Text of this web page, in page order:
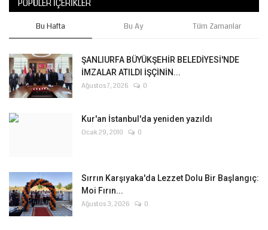
POPÜLER İÇERIKLER
Bu Hafta Bu Ay Tüm Zamanlar
ŞANLIURFA BÜYÜKŞEHİR BELEDİYESİ'NDE
İMZALAR ATILDI İŞÇİNİN...
Ağustos 7, 2026 0
Kur'an İstanbul'da yeniden yazıldı
Ocak 29, 2010 0
Sırrın Karşıyaka'da Lezzet Dolu Bir Başlangıç:
Moi Fırın...
Ağustos 3, 2026 0